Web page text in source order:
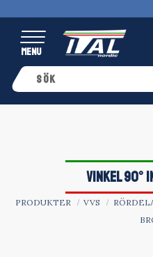
Meny
VINKEL 90°
PRODUKTER VVS